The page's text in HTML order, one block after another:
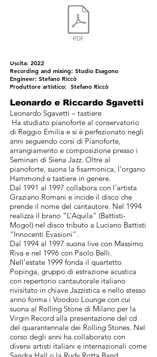
Uscita: 2022
Recording and mixing: Studio Esagono
Engineer: Stefano Riccò
Produttore artistico: Stefano Riccò
Leonardo e Riccardo Sgavetti
Leonardo Sgavetti – tastiere
Ha studiato pianoforte al conservatorio
di Reggio Emilia e si è perfezionato negli
anni seguendo corsi di Pianoforte,
arrangiamento e composizione presso i
Seminari di Siena Jazz. Oltre al
pianoforte, suona la fisarmonica, l’organo
Hammond e tastiere in genere.
Dal 1991 al 1997 collabora con l’artista
Graziano Romani e incide il disco che
prende il nome del cantautore. Nel 1994
realizza il brano “L’Aquila” (Battisti-
Mogol) nel disco tributo a Luciano Battisti
“Innocenti Evasioni”.
Dal 1994 al 1997 suona live con Massimo
Riva e nel 1996 con Paolo Belli.
Nell’estate 1999 fonda il quartetto
Popinga, gruppo di estrazione acustica
con repertorio cantautorale italiano
rivisitato in chiave Jazzistica e nello stesso
anno forma i Voodoo Lounge con cui
suona al Rolling Stone di Milano per la
Virgin Record alla presentazione del cd
del quarantennale dei Rolling Stones. Nel
corso degli anni ha collaborato con
diversi artisti italiani e internazionali come